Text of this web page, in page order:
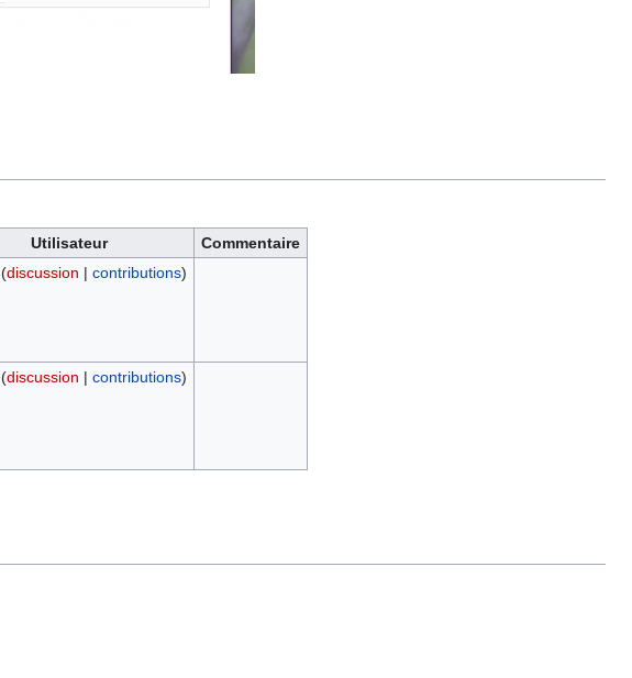
Utilisateur
Commentaire
(discussion | contributions)
(discussion | contributions)